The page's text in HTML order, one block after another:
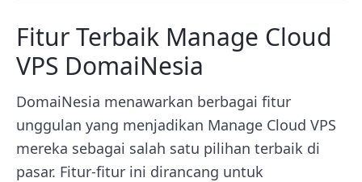
Fitur Terbaik Manage Cloud
VPS DomaiNesia
DomaiNesia menawarkan berbagai fitur
unggulan yang menjadikan Manage Cloud VPS
mereka sebagai salah satu pilihan terbaik di
pasar. Fitur-fitur ini dirancang untuk